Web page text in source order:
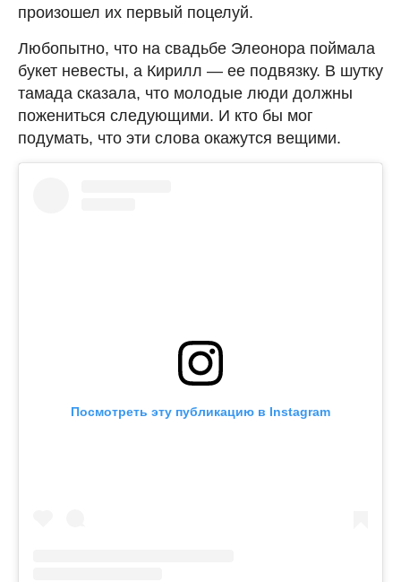
произошел их первый поцелуй.
Любопытно, что на свадьбе Элеонора поймала
букет невесты, а Кирилл — ее подвязку. В шутку
тамада сказала, что молодые люди должны
пожениться следующими. И кто бы мог
подумать, что эти слова окажутся вещими.
Посмотреть эту публикацию в Instagram